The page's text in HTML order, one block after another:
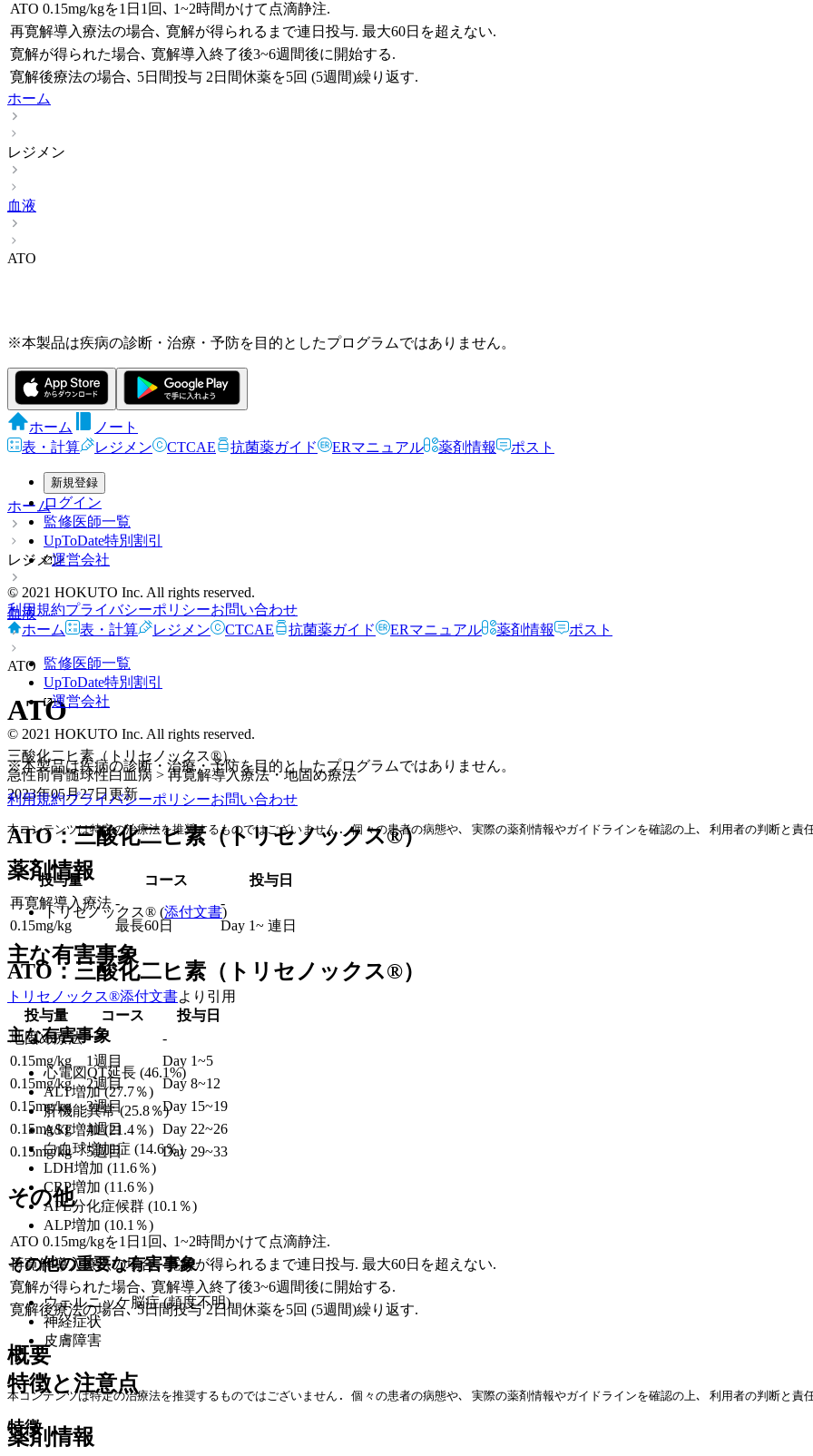
ATO 0.15mg/kgを1日1回､ 1~2時間かけて点滴静注.
再寛解導入療法の場合､ 寛解が得られるまで連日投与. 最大60日を超えない.
寛解が得られた場合､ 寛解導入終了後3~6週間後に開始する.
寛解後療法の場合､ 5日間投与 2日間休薬を5回 (5週間)繰り返す.
ホーム
レジメン
血液
ATO
※本製品は疾病の診断・治療・予防を目的としたプログラムではありません。
ホーム
ノート
表・計算
レジメン CTCAE 抗菌薬ガイド ERマニュアル 薬剤情報 ポスト
新規登録
ログイン
監修医師一覧
UpToDate特別割引
運営会社
© 2021 HOKUTO Inc. All rights reserved.
利用規約プライバシーポリシーお問い合わせ
ホーム
表・計算 レジメン CTCAE 抗菌薬ガイド ERマニュアル 薬剤情報 ポスト
監修医師一覧
UpToDate特別割引
運営会社
© 2021 HOKUTO Inc. All rights reserved.
※本製品は疾病の診断・治療・予防を目的としたプログラムではありません。
利用規約プライバシーポリシーお問い合わせ
本コンテンツは特定の治療法を推奨するものではございません. 個々の患者の病態や､ 実際の薬剤情報やガイドラインを確認の上､ 利用者の判断と責
薬剤情報
トリセノックス® (添付文書)
主な有害事象
トリセノックス®添付文書より引用
主な有害事象
心電図QT延長 (46.1%)
ALT増加 (27.7％)
肝機能異常 (25.8％)
AST増加 (21.4％)
白血球増加症 (14.6％)
LDH増加 (11.6％)
CRP増加 (11.6％)
APL分化症候群 (10.1％)
ALP増加 (10.1％)
その他の重要な有害事象
ウェルニッケ脳症 (頻度不明)
神経症状
皮膚障害
特徴と注意点
特徴
ホーム
レジメン
血液
ATO
ATO
三酸化二ヒ素（トリセノックス®）
急性前骨髄球性白血病 > 再寛解導入療法・地固め療法
2023年05月27日更新
ATO：三酸化二ヒ素（トリセノックス®）
投与量 コース
投与日
再寛解導入療法 -
-
0.15mg/kg
最長60日 Day 1~ 連日
ATO：三酸化二ヒ素（トリセノックス®）
投与量 コース
投与日
地固め療法 -
-
0.15mg/kg
1週目
Day 1~5
0.15mg/kg
2週目
Day 8~12
0.15mg/kg
3週目
Day 15~19
0.15mg/kg
4週目
Day 22~26
0.15mg/kg
5週目 Day 29~33
その他
ATO 0.15mg/kgを1日1回､ 1~2時間かけて点滴静注.
再寛解導入療法の場合､ 寛解が得られるまで連日投与. 最大60日を超えない.
寛解が得られた場合､ 寛解導入終了後3~6週間後に開始する.
寛解後療法の場合､ 5日間投与 2日間休薬を5回 (5週間)繰り返す.
概要
本コンテンツは特定の治療法を推奨するものではございません. 個々の患者の病態や､ 実際の薬剤情報やガイドラインを確認の上､ 利用者の判断と責
薬剤情報